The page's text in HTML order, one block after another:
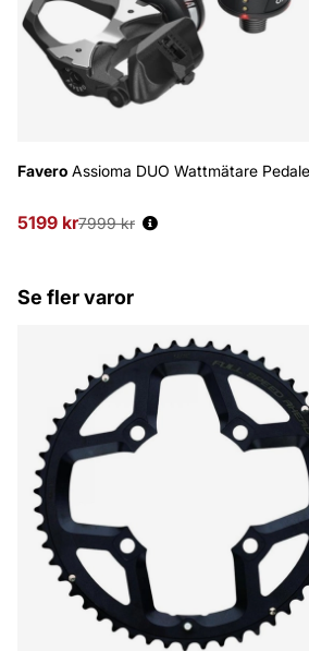
Favero Assioma DUO Wattmätare
5199 kr
Ordinarie pris:
7999 kr
Se fler varor